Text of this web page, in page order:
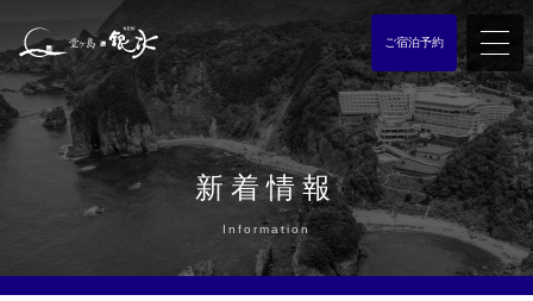
ご宿泊予約
新着情報
Information